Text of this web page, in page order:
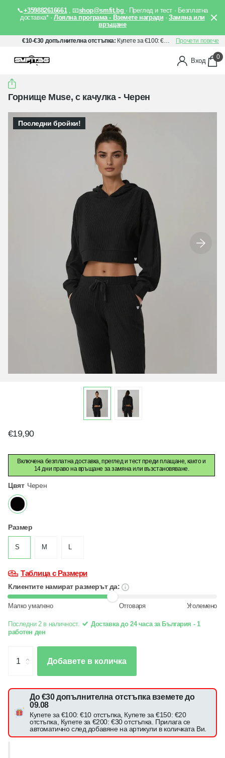
📞+359882616661 , 📧shop@smfit.bg · Преглед и тест · Безплатна
доставка* ·Лоялна програма - Вземете награди ·Замяна или
връщане
€10-€30 допълнителна отстъпка: Купете за €100: €10 отстъпка, Купете за €150: €20 отстъпка, Купете за €200: €30 отстъпка. Прилага се автоматично след добавяне на артикули в количката Ви. Прочети повече
Вход 0
Горнище Muse, с качулка - Черен
Последни бройки!
€19,90
Включена безплатна доставка, преглед и тест преди плащане, както и
14 дни право на връщане за замяна или възстановяване.
Цвят Черен
Размер
S M L
Таблица с Размери
Клиентите намират размерът да:
Малко умалено Отговаря Уголемено
Последни 2 в наличност.
Доставка до 24 часа за България - 1
работен ден
Добавете в количка
До €30 допълнителна отстъпка вземете до
09.08
Купете за €100: €10 отстъпка, Купете за €150: €20
отстъпка, Купете за €200: €30 отстъпка. Прилага се
автоматично след добавяне на артикули в количката Ви.